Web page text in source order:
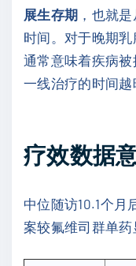
展生存期 ，也就
时间。对于晚期乳
通常意味着疾病
一线治疗的时间越
疗效数据
中位随访10.1个月
案较氟维司群单药